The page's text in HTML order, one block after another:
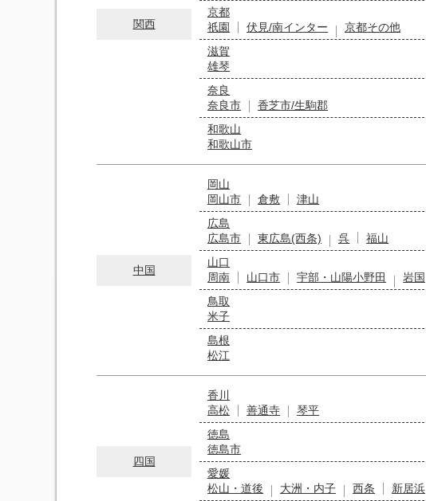
関西
京都
祇園
伏見/南インター
京都その他
滋賀
雄琴
奈良
奈良市
香芝市/生駒郡
和歌山
和歌山市
中国
岡山
岡山市
倉敷
津山
広島
広島市
東広島(西条) 呉
福山
山口
周南
山口市 宇部・山陽小野田 岩国
鳥取
米子
島根
松江
四国
香川
高松
善通寺
琴平
徳島
徳島市
愛媛
松山・道後
大洲・内子 西条 新居浜